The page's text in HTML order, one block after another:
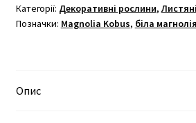
Категорії: Декоративні рослини, Листяні
Позначки: Magnolia Kobus, біла магнолія
Опис